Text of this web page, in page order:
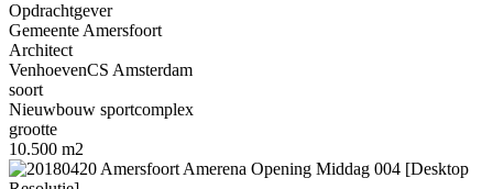
Opdrachtgever
Gemeente Amersfoort
Architect
VenhoevenCS Amsterdam
soort
Nieuwbouw sportcomplex
grootte
10.500 m2